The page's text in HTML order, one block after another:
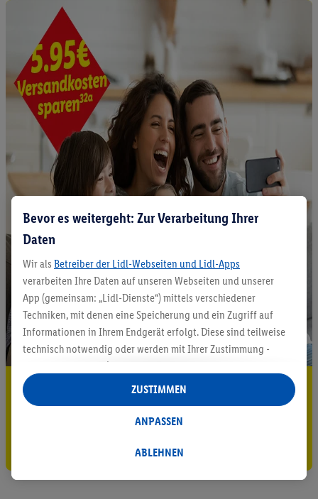
5.95 € Versand sparen³²ᵃ
Bevor es weitergeht: Zur Verarbeitung Ihrer
Daten
Wir als Betreiber der Lidl-Webseiten und Lidl-Apps
verarbeiten Ihre Daten auf unseren Webseiten und unserer
App (gemeinsam: „Lidl-Dienste“) mittels verschiedener
Techniken, mit denen eine Speicherung und ein Zugriff auf
Informationen in Ihrem Endgerät erfolgt. Diese sind teilweise
technisch notwendig oder werden mit Ihrer Zustimmung -
auch durch Partner (u.a.
Verantwortliche; im Zusammenhang mit dem IAB TCF
insgesamt
Statistik-Erstellung oder für personalisierte Werbung
Datenverarbeitungen für personalisierte Werbung werden
ABLEHNEN
ANPASSEN
ZUSTIMMEN